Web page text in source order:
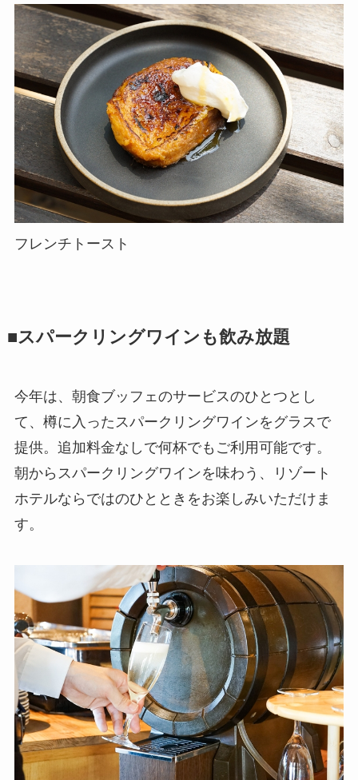
フレンチトースト
■スパークリングワインも飲み放題
今年は、朝食ブッフェのサービスのひとつとし
て、樽に入ったスパークリングワインをグラスで
提供。追加料金なしで何杯でもご利用可能です。
朝からスパークリングワインを味わう、リゾート
ホテルならではのひとときをお楽しみいただけま
す。